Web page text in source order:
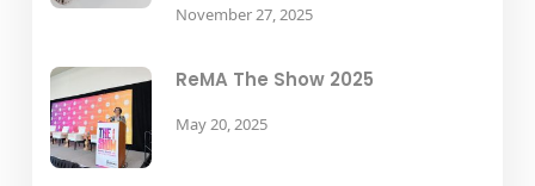
November 27, 2025
ReMA The Show 2025
May 20, 2025